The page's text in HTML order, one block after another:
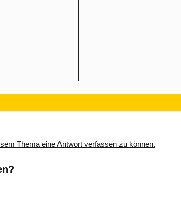
Thema eine Antwort verfassen zu können.